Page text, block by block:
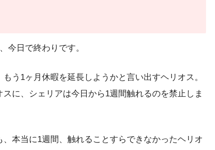
今日で終わりです。
う1ヶ月休暇を延長しようかと言い出すヘリオス。
に、シェリアは今日から1週間触れるのを禁止しま
本当に1週間、触れることすらできなかったヘリオ